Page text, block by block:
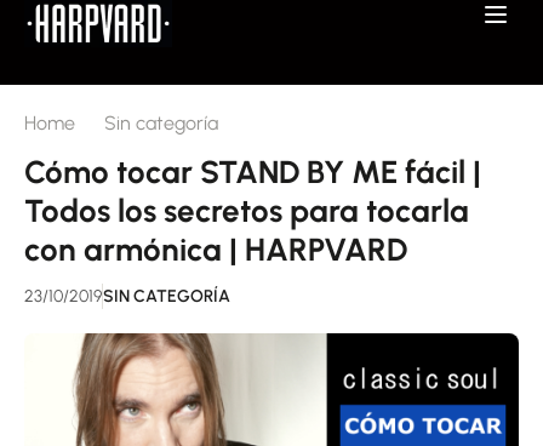
Home Sin categoría
Cómo tocar STAND BY ME fácil |
Todos los secretos para tocarla
con armónica | HARPVARD
23/10/2019SIN CATEGORÍA